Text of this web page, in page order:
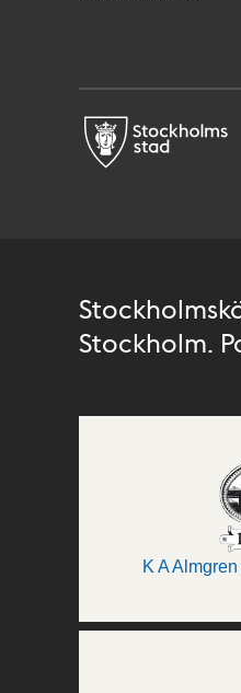
Stockholm.
K A